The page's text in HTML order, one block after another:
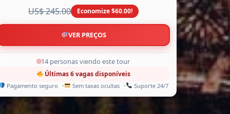
US$ 245.00 Economize $60.00!
VER PREÇOS
11 personas viendo este tour
Últimas 6 vagas disponíveis
Pagamento seguro Sem taxas ocultas Suporte 24/7